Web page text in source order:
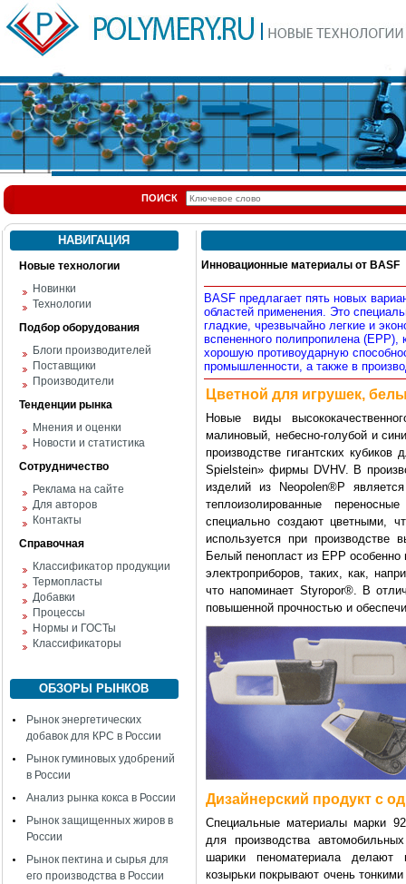
ПОИСК
НАВИГАЦИЯ
Новые технологии
Новинки
Технологии
Подбор оборудования
Блоги производителей
Поставщики
Производители
Тенденции рынка
Мнения и оценки
Новости и статистика
Сотрудничество
Реклама на сайте
Для авторов
Контакты
Справочная
Классификатор продукции
Термопласты
Добавки
Процессы
Нормы и ГОСТы
Классификаторы
ОБЗОРЫ РЫНКОВ
Рынок энергетических
добавок для КРС в России
Рынок гуминовых удобрений
в России
Анализ рынка кокса в России
Рынок защищенных жиров в
России
Рынок пектина и сырья для
его производства в России
Инновационные материалы от BASF
BASF пред­лагает пять новых
областей применения. Это
гладкие, чрез­вычайно легкие и
вспененного полипропи­лена (ЕРР),
хорошую противоударную
про­мышленности, а также в
Цветной для игрушек,
Новые виды
малиновый, небесно-голубой и
производстве гигантских
Spielstein» фирмы DVHV. В
изделий из Neopolen®P
теплоизолированные
специально создают цветными,
используется при производстве
Белый пенопласт из ЕРР особенно
электроприборов, таких, как,
что напоминает Styropor®. В
повышенной прочностью и
Дизайнерский продукт с
Специальные материалы марки
для производства
шарики пеноматериала делают
козырьки покрывают очень